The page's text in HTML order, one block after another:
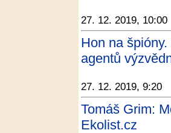
27. 12. 2019, 10:00
Hon na
agentů
27. 12. 2019, 9:20
Tomáš Grim:
Ekolist.cz